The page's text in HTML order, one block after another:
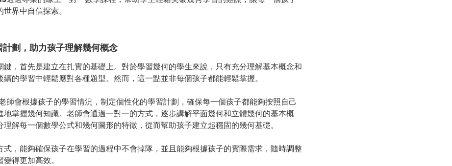
界中自信探索。
劃，助力孩子理解幾何概念
鍵，首先是建立在扎實的基礎上。對於學習幾何的學生來說，只有充分理解基本概念和
的學習中輕鬆應對各種題型。然而，這一點並非每個孩子都能輕鬆掌握。
師會根據孩子的學習情況，制定個性化的學習計劃，確保每一個孩子都能夠按照自己
地掌握幾何知識。老師會通過一對一的方式，逐步講解平面幾何和立體幾何的基本概
解每一個數學公式和幾何圖形的特徵，從而幫助孩子建立起穩固的幾何基礎。
式，能夠確保孩子在學習的過程中不會掉隊，並且能夠根據孩子的實際需求，隨時調整
得更加高效。